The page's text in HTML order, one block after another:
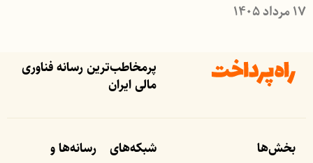
۱۷ مرداد ۱۴۰۵
پرمخاطب‌ترین رسانه فناوری
مالی ایران
بخش‌ها
شبکه‌های
رسانه‌ها و